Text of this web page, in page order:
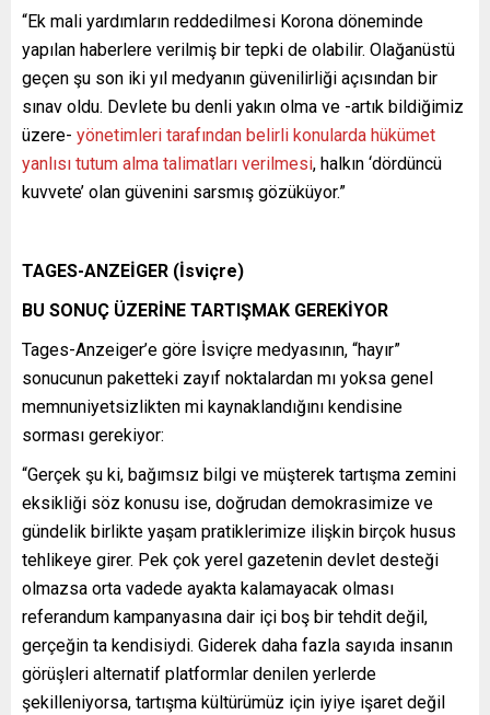
“Ek mali yardımların reddedilmesi Korona döneminde
yapılan haberlere verilmiş bir tepki de olabilir. Olağanüstü
geçen şu son iki yıl medyanın güvenilirliği açısından bir
sınav oldu. Devlete bu denli yakın olma ve -artık bildiğimiz
üzere- yönetimleri tarafından belirli konularda hükümet
yanlısı tutum alma talimatları verilmesi, halkın ‘dördüncü
kuvvete’ olan güvenini sarsmış gözüküyor.”
TAGES-ANZEİGER (İsviçre)
BU SONUÇ ÜZERİNE TARTIŞMAK GEREKİYOR
Tages-Anzeiger’e göre İsviçre medyasının, “hayır”
sonucunun paketteki zayıf noktalardan mı yoksa genel
memnuniyetsizlikten mi kaynaklandığını kendisine
sorması gerekiyor:
“Gerçek şu ki, bağımsız bilgi ve müşterek tartışma zemini
eksikliği söz konusu ise, doğrudan demokrasimize ve
gündelik birlikte yaşam pratiklerimize ilişkin birçok husus
tehlikeye girer. Pek çok yerel gazetenin devlet desteği
olmazsa orta vadede ayakta kalamayacak olması
referandum kampanyasına dair içi boş bir tehdit değil,
gerçeğin ta kendisiydi. Giderek daha fazla sayıda insanın
görüşleri alternatif platformlar denilen yerlerde
şekilleniyorsa, tartışma kültürümüz için iyiye işaret değil